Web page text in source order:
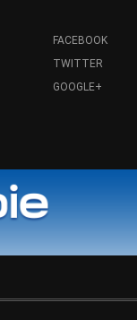
FACEBOOK
TWITTER
GOOGLE+